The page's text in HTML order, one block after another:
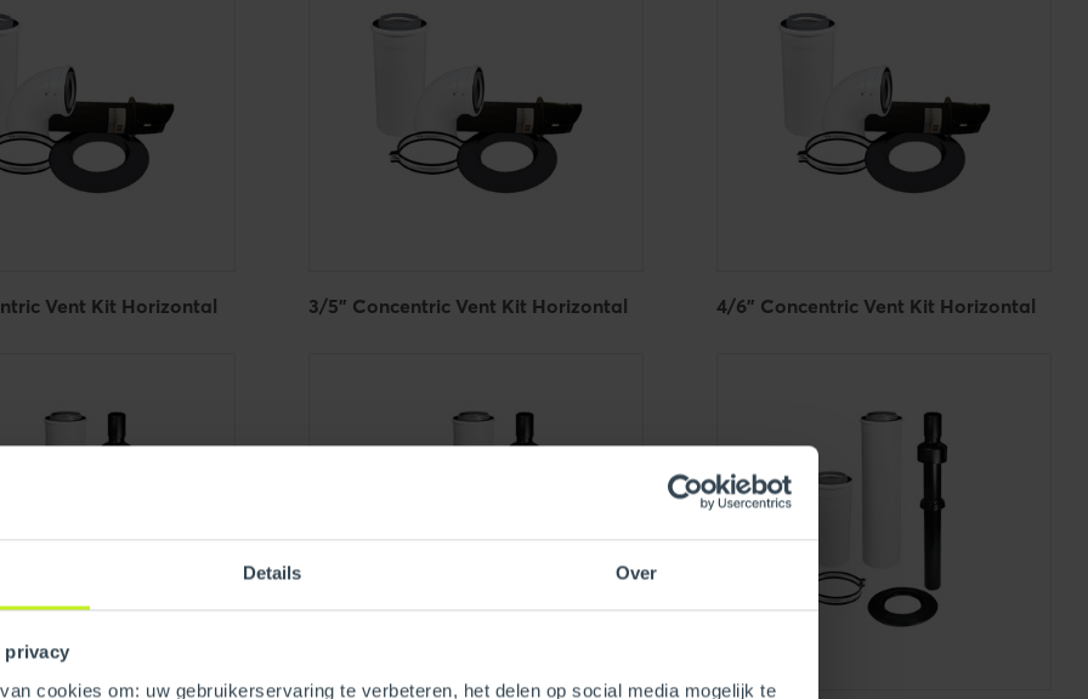
Details Over
privacy
cookies om: uw gebruikerservaring te verbeteren, het delen op social media mogelijk te
Vent Kit Horizontal 3/5" Concentric Vent Kit Horizontal 4/6" Concentric Vent Kit Horizontal